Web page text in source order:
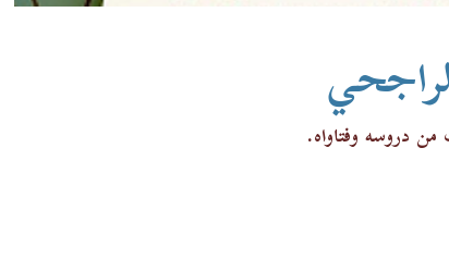
من دروسه وفتاواه.